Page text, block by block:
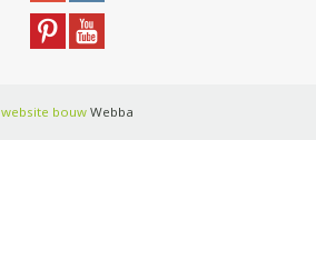
website bouwWebba